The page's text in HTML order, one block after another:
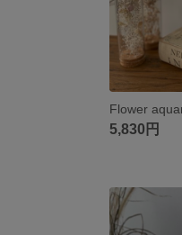
Flower
5,830円